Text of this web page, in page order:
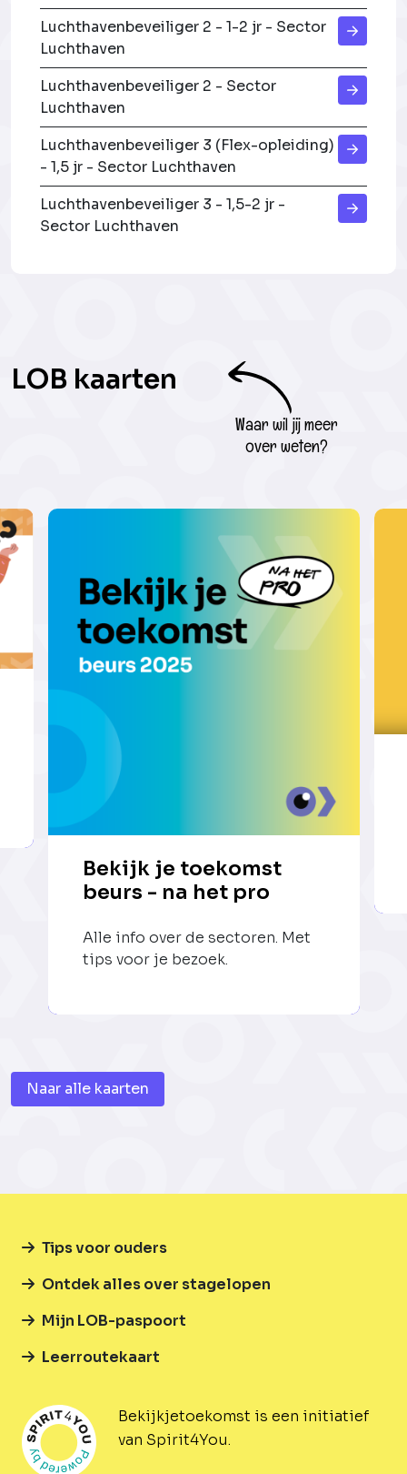
Luchthavenbeveiliger 2 - 1-2 jr - Sector
Luchthaven
Luchthavenbeveiliger 2 - Sector
Luchthaven
Luchthavenbeveiliger 3 (Flex-opleiding)
- 1,5 jr - Sector Luchthaven
Luchthavenbeveiliger 3 - 1,5-2 jr -
Sector Luchthaven
LOB kaarten
Waar wil jij meer
over weten?
Bekijk je toekomst
beurs - na het pro
Alle info over de sectoren. Met
tips voor je bezoek.
Naar alle kaarten
Bekijkjetoekomst is een initiatief
van Spirit4You.
Tips voor ouders
Ontdek alles over stagelopen
Mijn LOB-paspoort
Leerroutekaart